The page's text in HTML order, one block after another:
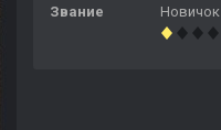
Звание Новичок